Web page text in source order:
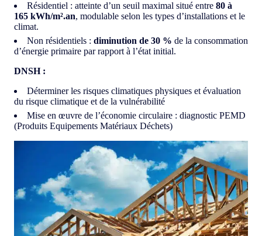
Résidentiel : atteinte d’un seuil maximal situé entre 80 à
165 kWh/m².an, modulable selon les types d’installations et le
climat.
Non résidentiels : diminution de 30 % de la consommation
d’énergie primaire par rapport à l’état initial.
DNSH :
Déterminer les risques climatiques physiques et évaluation
du risque climatique et de la vulnérabilité
Mise en œuvre de l’économie circulaire : diagnostic PEMD
(Produits Equipements Matériaux Déchets)